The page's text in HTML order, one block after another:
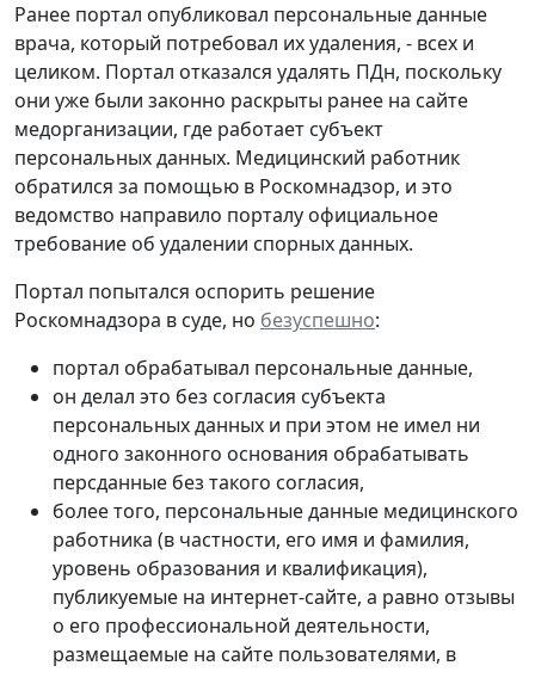
Ранее портал опубликовал персональные данные
врача, который потребовал их удаления, - всех и
целиком. Портал отказался удалять ПДн, поскольку
они уже были законно раскрыты ранее на сайте
медорганизации, где работает субъект
персональных данных. Медицинский работник
обратился за помощью в Роскомнадзор, и это
ведомство направило порталу официальное
требование об удалении спорных данных.
Портал попытался оспорить решение
Роскомнадзора в суде, но безуспешно:
портал обрабатывал персональные данные,
он делал это без согласия субъекта
персональных данных и при этом не имел ни
одного законного основания обрабатывать
персданные без такого согласия,
более того, персональные данные медицинского
работника (в частности, его имя и фамилия,
уровень образования и квалификация),
публикуемые на интернет-сайте, а равно отзывы
о его профессиональной деятельности,
размещаемые на сайте пользователями, в